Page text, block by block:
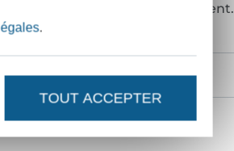
en guise de remerciement.
.
TOUT ACCEPTER